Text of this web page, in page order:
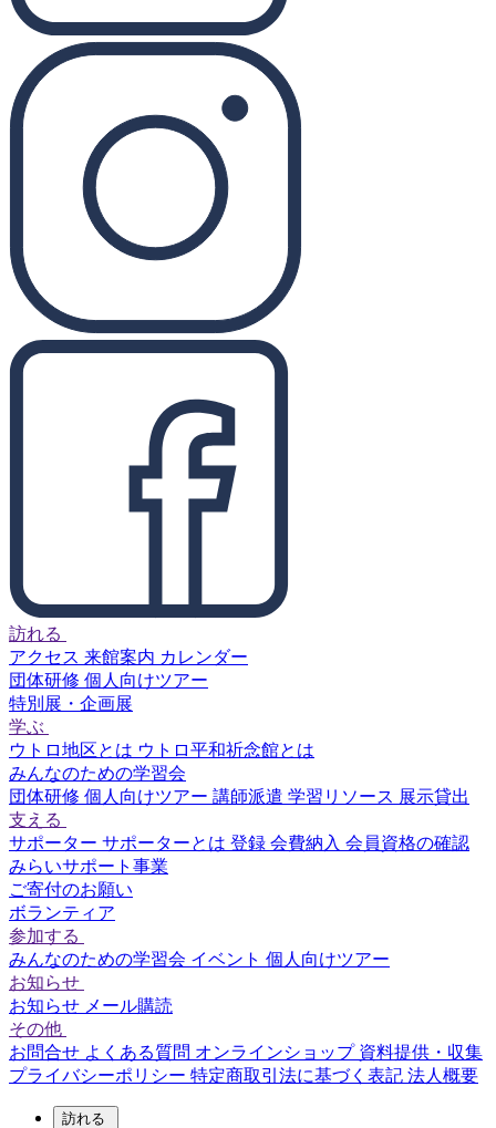
訪れる
アクセス 来館案内 カレンダー
団体研修 個人向けツアー
特別展・企画展
学ぶ
ウトロ地区とは ウトロ平和祈念館とは
みんなのための学習会
団体研修 個人向けツアー 講師派遣 学習リソース 展示貸出
支える
サポーター サポーターとは 登録 会費納入 会員資格の確認
みらいサポート事業
ご寄付のお願い
ボランティア
参加する
みんなのための学習会 イベント 個人向けツアー
お知らせ
お知らせ メール購読
その他
お問合せ よくある質問 オンラインショップ 資料提供・収集
プライバシーポリシー 特定商取引法に基づく表記 法人概要
訪れる